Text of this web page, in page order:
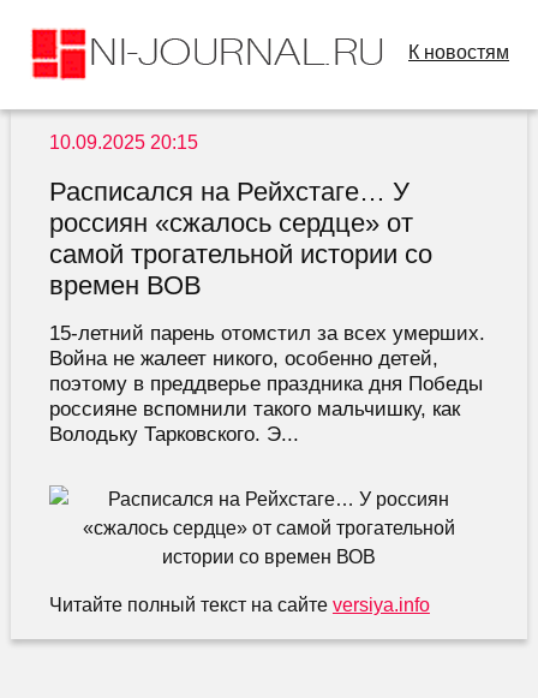
К новостям
10.09.2025 20:15
Расписался на Рейхстаге… У
россиян «сжалось сердце» от
самой трогательной истории со
времен ВОВ
15-летний парень отомстил за всех умерших.
Война не жалеет никого, особенно детей,
поэтому в преддверье праздника дня Победы
россияне вспомнили такого мальчишку, как
Володьку Тарковского. Э...
Читайте полный текст на сайте versiya.info